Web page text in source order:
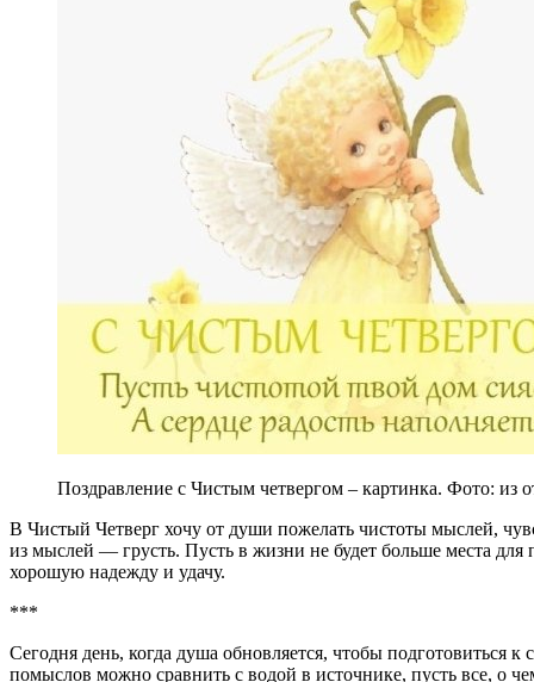
Поздравление с Чистым четвергом – картинка. Фото: из
В Чистый Четверг хочу от души пожелать чистоты мыслей,
из мыслей — грусть. Пусть в жизни не будет больше места
хорошую надежду и удачу.
***
Сегодня день, когда душа обновляется, чтобы подготовиться
помыслов можно сравнить с водой в источнике, пусть все, о